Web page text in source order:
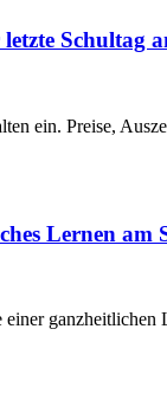
Schultag
ein. Preise,
Lernen
einer